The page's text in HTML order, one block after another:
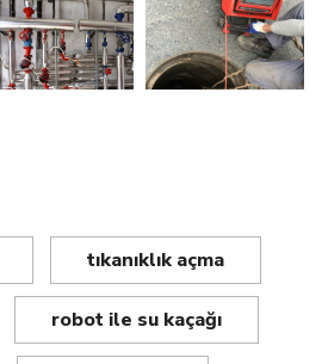
tıkanıklık açma
robot ile su kaçağı